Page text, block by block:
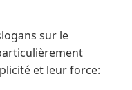
sur le
et leur force: